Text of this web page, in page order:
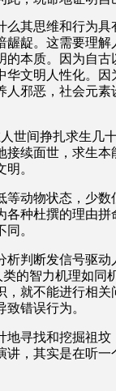
么其思维和行为
龊。这需要理
本质。因为自
文明人性化。
邪恶，社会元
世间挣扎求生几
接续面世，求生
。
等动物状态，少
各种杜撰的理由
。
析判断发信号驱
的智力机理如同
就不能进行相
错误行为。
寻找和挖掘祖
讲，其实是在听